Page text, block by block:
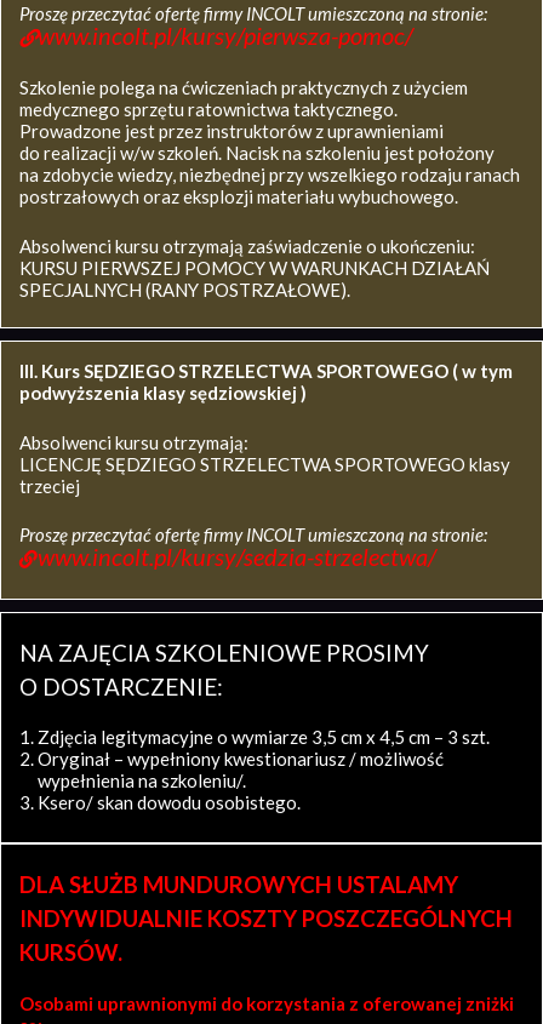
Proszę przeczytać ofertę firmy INCOLT umieszczoną na stronie:
www.incolt.pl/kursy/pierwsza-pomoc/
Szkolenie polega na ćwiczeniach praktycznych z użyciem
medycznego sprzętu ratownictwa taktycznego.
Prowadzone jest przez instruktorów z uprawnieniami
do realizacji w/w szkoleń. Nacisk na szkoleniu jest położony
na zdobycie wiedzy, niezbędnej przy wszelkiego rodzaju ranach
postrzałowych oraz eksplozji materiału wybuchowego.
Absolwenci kursu otrzymają zaświadczenie o ukończeniu:
KURSU PIERWSZEJ POMOCY W WARUNKACH DZIAŁAŃ
SPECJALNYCH (RANY POSTRZAŁOWE).
III. Kurs SĘDZIEGO STRZELECTWA SPORTOWEGO ( w tym
podwyższenia klasy sędziowskiej )
Absolwenci kursu otrzymają:
LICENCJĘ SĘDZIEGO STRZELECTWA SPORTOWEGO klasy
trzeciej
Proszę przeczytać ofertę firmy INCOLT umieszczoną na stronie:
www.incolt.pl/kursy/sedzia-strzelectwa/
NA ZAJĘCIA SZKOLENIOWE PROSIMY
O DOSTARCZENIE:
Zdjęcia legitymacyjne o wymiarze 3,5 cm x 4,5 cm – 3 szt.
Oryginał – wypełniony kwestionariusz / możliwość
wypełnienia na szkoleniu/.
Ksero/ skan dowodu osobistego.
DLA SŁUŻB MUNDUROWYCH USTALAMY
INDYWIDUALNIE KOSZTY POSZCZEGÓLNYCH
KURSÓW.
Osobami uprawnionymi do korzystania z oferowanej zniżki